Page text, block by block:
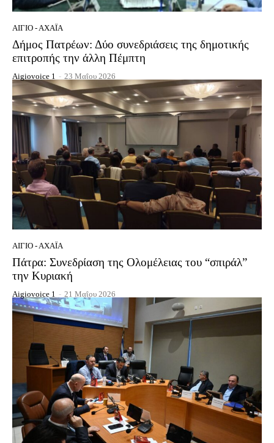
ΑΊΓΙΟ - ΑΧΑΪ́Α
Δήμος Πατρέων: Δύο συνεδριάσεις της δημοτικής
επιτροπής την άλλη Πέμπτη
Aigiovoice 1 - 23 Μαΐου 2026
ΑΊΓΙΟ - ΑΧΑΪ́Α
Πάτρα: Συνεδρίαση της Ολομέλειας του “σπιράλ”
την Κυριακή
Aigiovoice 1 - 21 Μαΐου 2026